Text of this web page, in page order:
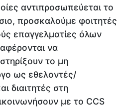
αντιπροσωπεύεται το
προσκαλούμε φοιτητές
επαγγελματίες όλων
να
το μη
ως εθελοντές/
διαιτητές στη
με το CCS